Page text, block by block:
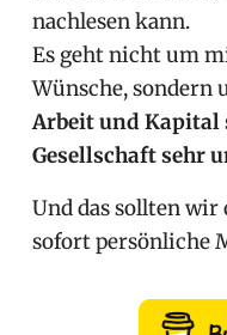
nachlesen kann.
Es geht nicht um
Wünsche, sondern
Arbeit und Kapital
Gesellschaft sehr
Und das sollten
sofort persönliche